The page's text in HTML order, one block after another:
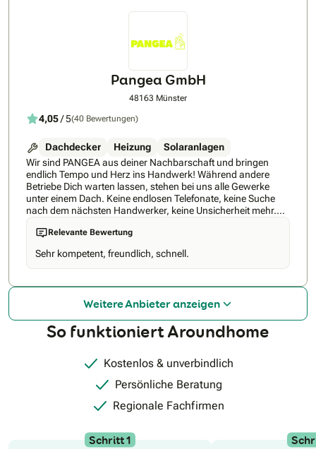
langlebige Edelstahlrohre statt Kunststoff und realisieren Ihr
installierten Wärmepumpen und einer durchschnittlichen
Google-Bewertung von 4,8 Sternen gehören wir zu den
Komplettservice umfasst:• Kostenlose Erstberatung vor Ort•
Professionelle Fördermittel-Beratung und Antragsabwicklung
(bis zu 70% Zuschuss)• Planung und Installation durch
Doppelhaushälften bis zu Mehrfamilienhäusern – wir
Immobilie. Dabei setzen wir auf transparente
Festpreisangebote, termingerechte Umsetzung und höchste
Handwerksqualität.Vertrauen Sie auf einen Meisterbetrieb,
der alle Gewerke selbst beherrscht: Heizung, Sanitär, Elektrik
– alles aus einer Hand, ohne Abhängigkeiten von
Fremdfirmen.
Pangea GmbH
48163 Münster
4,05/ 5(40 Bewertungen)
Dachdecker Heizung
Solaranlagen
Wir sind PANGEA aus deiner Nachbarschaft und bringen
endlich Tempo und Herz ins Handwerk! Während andere
Betriebe Dich warten lassen, stehen bei uns alle Gewerke
unter einem Dach. Keine endlosen Telefonate, keine Suche
nach dem nächsten Handwerker, keine Unsicherheit mehr.
Du bekommst einen Partner, der alles macht – von der ersten
Idee bis zur letzten Schraube. Denn dein Haus verdient nur
die besten Handwerker. Mit unserem PANGEA Fahrplan
schauen wir uns das ganze Haus an. So passt am Ende alles
zusammen und keine falsche Planung mehr! Ob alles auf
machen, an dem Du Dich jeden Tag noch wohler fühlst?
Relevante Bewertung
Sehr kompetent, freundlich, schnell.
Weitere Anbieter anzeigen
So funktioniert Aroundhome
Kostenlos & unverbindlich
Persönliche Beratung
Regionale Fachfirmen
Schritt 1